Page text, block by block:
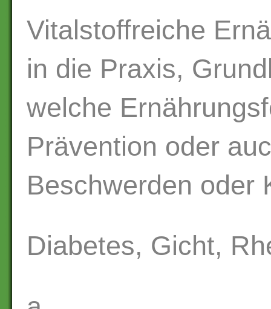
Vitalstoffreiche
in die Praxis,
welche
Prävention oder
Beschwerden oder
Diabetes, Gicht,